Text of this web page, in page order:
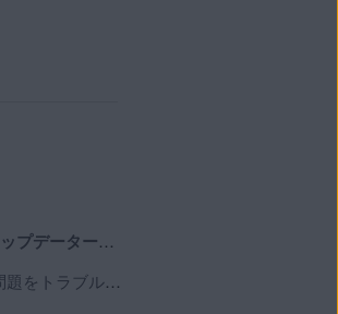
AVG ドライバ アップデーターをインストールする
インストールの問題をトラブルシューティングする